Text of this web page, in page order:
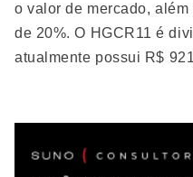
o valor de mercado,
de 20%. O HGCR11 é
atualmente possui R$